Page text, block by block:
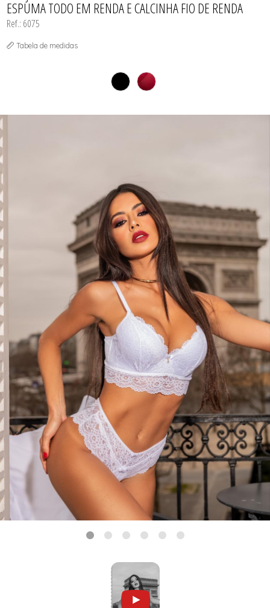
ESPUMA TODO EM RENDA E CALCINHA FIO DE RENDA
Ref.: 6075
Tabela de medidas